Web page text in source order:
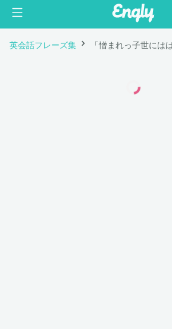
英会話フレーズ集